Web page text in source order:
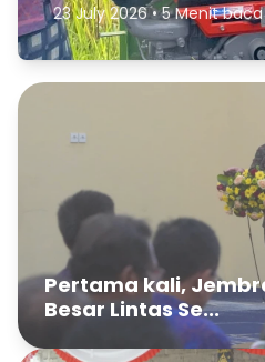
23 July 2026 • 5 Menit baca
Pertama kali,
Besar Lintas Se...